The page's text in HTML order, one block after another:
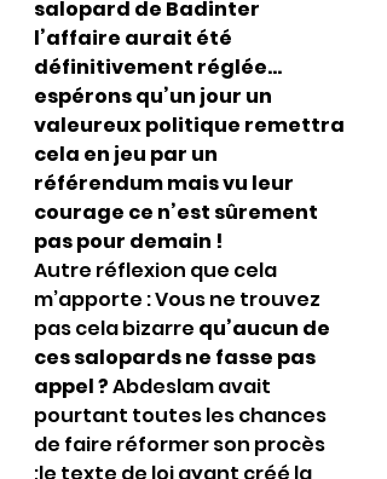
salopard de Badinter
l’affaire aurait été
définitivement réglée…
espérons qu’un jour un
valeureux politique remettra
cela en jeu par un
référendum mais vu leur
courage ce n’est sûrement
pas pour demain !
Autre réflexion que cela
m’apporte : Vous ne trouvez
pas cela bizarre qu’aucun de
ces salopards ne fasse pas
appel ? Abdeslam avait
pourtant toutes les chances
de faire réformer son procès